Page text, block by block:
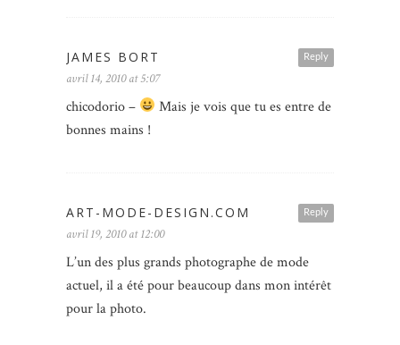
Reply
JAMES BORT
avril 14, 2010 at 5:07
chicodorio –
Mais je vois que tu es entre de
bonnes mains !
Reply
ART-MODE-DESIGN.COM
avril 19, 2010 at 12:00
L’un des plus grands photographe de mode
actuel, il a été pour beaucoup dans mon intérêt
pour la photo.